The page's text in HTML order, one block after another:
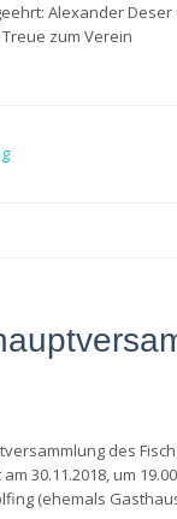
Alexander
zum Verein
des
30.11.2018, um
(ehemals